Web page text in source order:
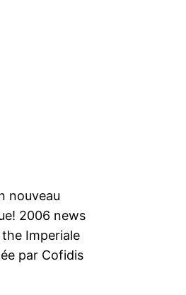
nouveau
2006 news
Imperiale
par Cofidis